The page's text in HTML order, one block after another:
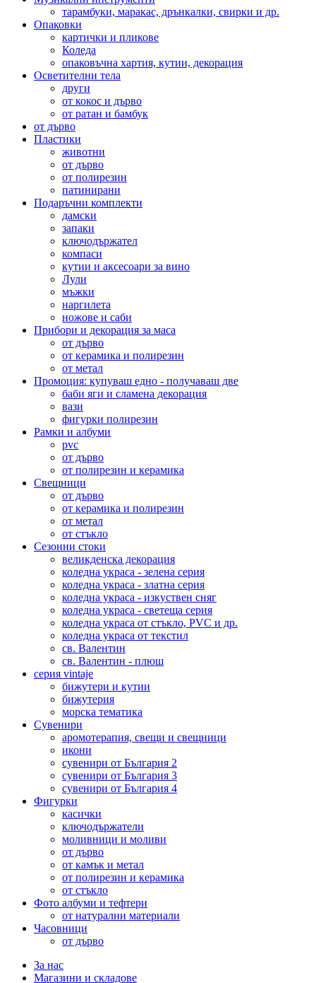
тарамбуки, маракас, дрънкалки, свирки и др.
Опаковки
картички и пликове
Коледа
опаковъчна хартия, кутии, декорация
Осветителни тела
други
от кокос и дърво
от ратан и бамбук
от дърво
Пластики
животни
от дърво
от полирезин
патинирани
Подаръчни комплекти
дамски
запаки
ключодържател
компаси
кутии и аксесоари за вино
Лули
мъжки
наргилета
ножове и саби
Прибори и декорация за маса
от дърво
от керамика и полирезин
от метал
Промоция: купуваш едно - получаваш две
баби яги и сламена декорация
вази
фигурки полирезин
Рамки и албуми
pvc
от дърво
от полирезин и керамика
Свещници
от дърво
от керамика и полирезин
от метал
от стъкло
Сезонни стоки
великденска декорация
коледна украса - зелена серия
коледна украса - златна серия
коледна украса - изкуствен сняг
коледна украса - светеща серия
коледна украса от стъкло, PVC и др.
коледна украса от текстил
св. Валентин
св. Валентин - плюш
серия vintaje
бижутери и кутии
бижутерия
морска тематика
Сувенири
аромотерапия, свещи и свещници
икони
сувенири от България 2
сувенири от България 3
сувенири от България 4
Фигурки
касички
ключодържатели
моливници и моливи
от дърво
от камък и метал
от полирезин и керамика
от стъкло
Фото албуми и тефтери
от натурални материали
Часовници
от дърво
За нас
Магазини и складове